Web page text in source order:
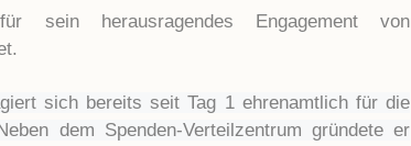
sein herausragendes Engagement von
sich bereits seit Tag 1 ehrenamtlich für die
dem Spenden-Verteilzentrum gründete er